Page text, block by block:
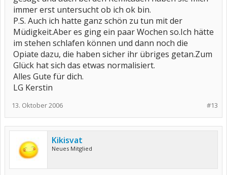
immer erst untersucht ob ich ok bin.
P.S. Auch ich hatte ganz schön zu tun mit der
Müdigkeit.Aber es ging ein paar Wochen so.Ich hätte
im stehen schlafen können und dann noch die
Opiate dazu, die haben sicher ihr übriges getan.Zum
Glück hat sich das etwas normalisiert.
Alles Gute für dich.
LG Kerstin
#13
13. Oktober 2006
Kikisvat
Neues Mitglied